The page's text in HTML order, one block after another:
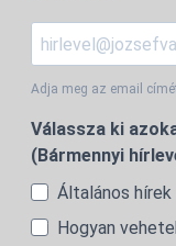
Adja meg az email
Válassza ki
(Bármennyi
Általános hírek
Hogyan